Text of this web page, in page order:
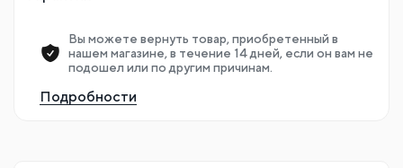
Вы можете вернуть товар, приобретенный в
нашем магазине, в течение 14 дней, если он вам не
подошел или по другим причинам.
Подробности